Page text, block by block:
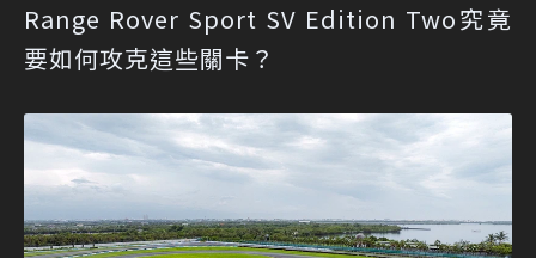
Range Rover Sport SV Edition Two究竟
要如何攻克這些關卡？